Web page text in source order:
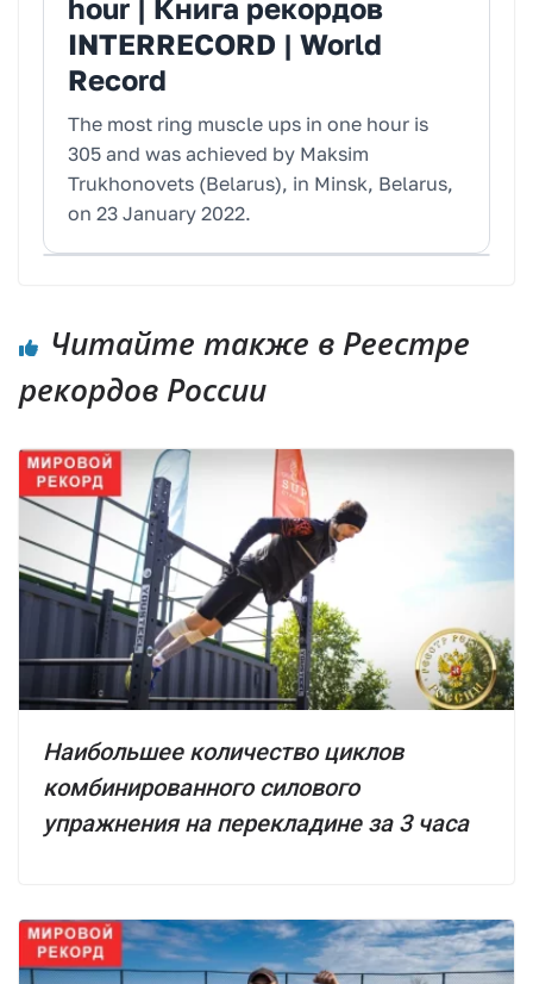
hour | Книга рекордов
INTERRECORD | World
Record
The most ring muscle ups in one hour is
305 and was achieved by Maksim
Trukhonovets (Belarus), in Minsk, Belarus,
on 23 January 2022.
Читайте также в Реестре
рекордов России
Наибольшее количество циклов
комбинированного силового
упражнения на перекладине за 3 часа